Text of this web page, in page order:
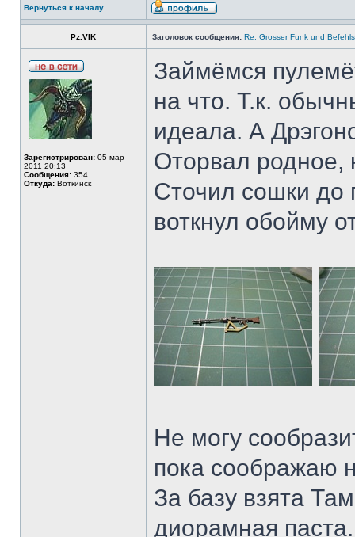
Вернуться к началу
Pz.VIK Заголовок сообщения: Re: Grosser Funk und
Зарегистрирован: 05 мар
2011 20:13
Сообщения: 354
Откуда: Воткинск
Займёмся
на что. Т.к.
идеала. А
Оторвал родное,
Сточил сошки
воткнул обойму
Не могу
пока соображаю
За базу взята
диорамная паста.